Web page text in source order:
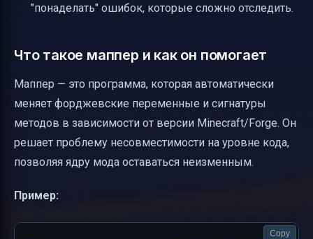
"понаделать" ошибок, которые сложно отследить.
Что такое маппер и как он помогает
Маппер — это программа, которая автоматически
меняет форджевские переменные и сигнатуры
методов в зависимости от версии Minecraft/Forge. Он
решает проблему несовместимости на уровне кода,
позволяя ядру мода оставаться неизменным.
Пример:
Copy